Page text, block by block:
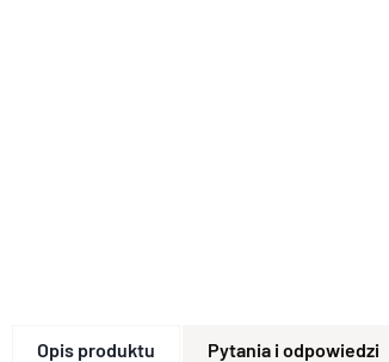
Opis produktu Pytania i odpowiedzi